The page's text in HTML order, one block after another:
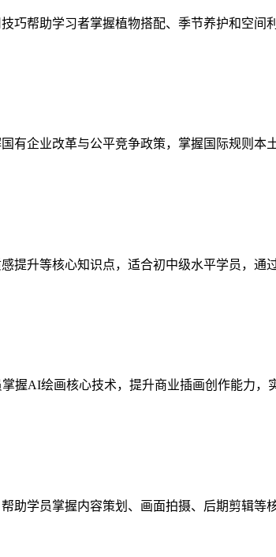
巧帮助学习者掌握植物搭配、季节养护和空间
有企业改革与公平竞争政策，掌握国际规则本
提升等核心知识点，适合初中级水平学员，通
握AI绘画核心技术，提升商业插画创作能力，
助学员掌握内容策划、画面拍摄、后期剪辑等